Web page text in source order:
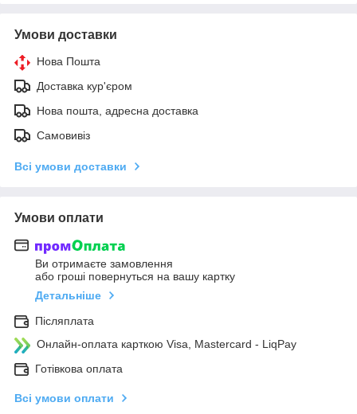
Умови доставки
Нова Пошта
Доставка кур'єром
Нова пошта, адресна доставка
Самовивіз
Всі умови доставки
Умови оплати
Ви отримаєте замовлення
або гроші повернуться на вашу картку
Детальніше
Післяплата
Онлайн-оплата карткою Visa, Mastercard - LiqPay
Готівкова оплата
Всі умови оплати